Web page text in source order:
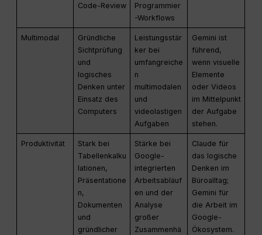
Code-Review
Programmier
-Workflows
Multimodal
Gründliche
Sichtprüfung
und
logisches
Denken unter
Einsatz des
Computers
Leistungsstär
ker bei
umfangreiche
n
multimodalen
und
videolastigen
Aufgaben
Gemini ist
führend,
wenn visuelle
Elemente
oder Videos
im Mittelpunkt
der Aufgabe
stehen.
Produktivität
Stark bei
Tabellenkalku
lationen,
Präsentatione
n,
Dokumenten
und
gründlicher
Stärke bei
Google-
integrierten
Arbeitsabläuf
en und der
Analyse
großer
Zusammenhä
Claude für
das logische
Denken im
Büroalltag;
Gemini für
die Arbeit im
Google-
Ökosystem.